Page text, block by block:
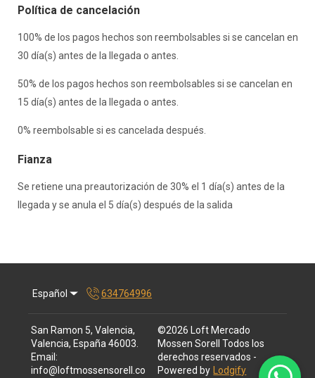
Política de cancelación
100% de los pagos hechos son reembolsables si se cancelan en
30 día(s) antes de la llegada o antes.
50% de los pagos hechos son reembolsables si se cancelan en
15 día(s) antes de la llegada o antes.
0% reembolsable si es cancelada después.
Fianza
Se retiene una preautorización de 30% el 1 día(s) antes de la
llegada y se anula el 5 día(s) después de la salida
Español 634764996
San Ramon 5, Valencia,
Valencia, España 46003
Email :
info@loftmossensorell.co
©2026
Loft Mercado
Mossen Sorell
Todos los
derechos reservados -
Powered by
Lodgify